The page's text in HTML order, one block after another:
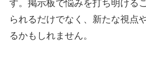
す。掲示板で悩みを打ち明ける
られるだけでなく、新たな視点
るかもしれません。